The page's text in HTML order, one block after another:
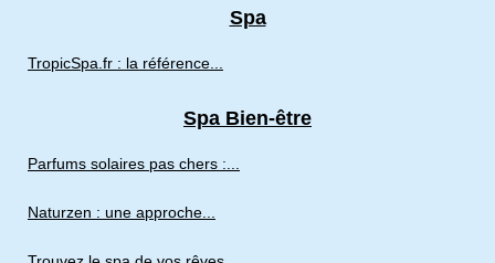
Spa
TropicSpa.fr : la référence...
Spa Bien-être
Parfums solaires pas chers :...
Naturzen : une approche...